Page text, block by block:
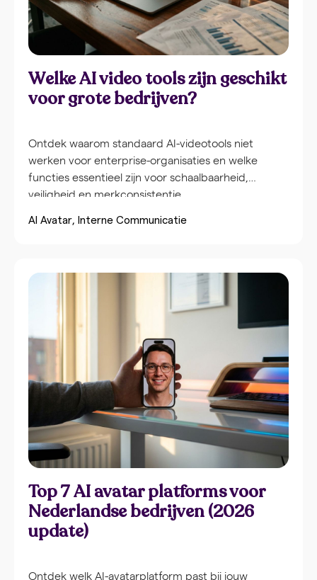
Welke AI video tools zijn geschikt
voor grote bedrijven?
Ontdek waarom standaard AI-videotools niet
werken voor enterprise-organisaties en welke
functies essentieel zijn voor schaalbaarheid,
veiligheid en merkconsistentie.
AI Avatar Interne Communicatie
Top 7 AI avatar platforms voor
Nederlandse bedrijven (2026
update)
Ontdek welk AI-avatarplatform past bij jouw